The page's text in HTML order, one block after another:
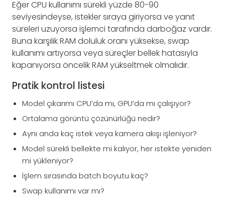
Eğer CPU kullanımı sürekli yüzde 80-90
seviyesindeyse, istekler sıraya giriyorsa ve yanıt
süreleri uzuyorsa işlemci tarafında darboğaz vardır.
Buna karşılık RAM doluluk oranı yüksekse, swap
kullanımı artıyorsa veya süreçler bellek hatasıyla
kapanıyorsa öncelik RAM yükseltmek olmalıdır.
Pratik kontrol listesi
Model çıkarımı CPU’da mı, GPU’da mı çalışıyor?
Ortalama görüntü çözünürlüğü nedir?
Aynı anda kaç istek veya kamera akışı işleniyor?
Model sürekli bellekte mi kalıyor, her istekte yeniden
mi yükleniyor?
İşlem sırasında batch boyutu kaç?
Swap kullanımı var mı?